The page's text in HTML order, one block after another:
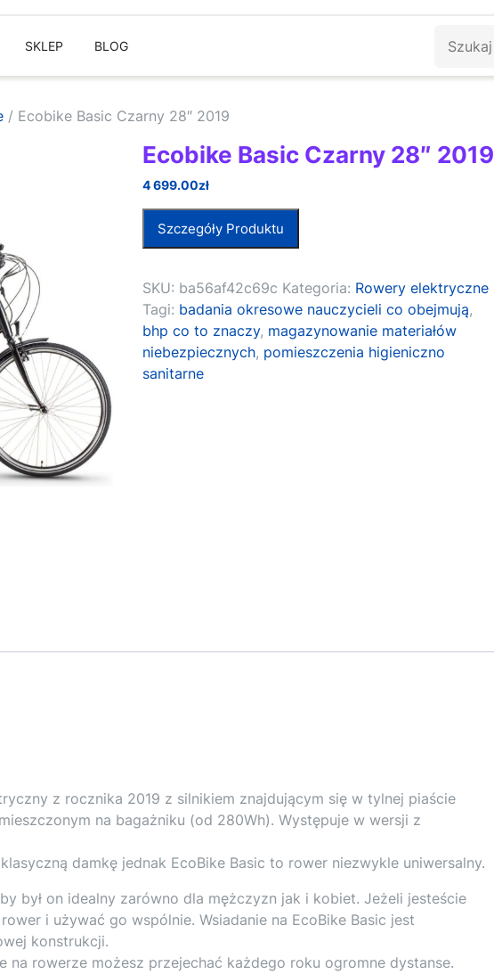
SKLEP BLOG
/ Ecobike Basic Czarny 28″ 2019
Ecobike Basic Czarny 28″ 2019
4 699.00zł
Szczegóły Produktu
SKU: ba56af42c69c Kategoria: Rowery elektryczne
Tagi: badania okresowe nauczycieli co obejmują,
bhp co to znaczy, magazynowanie materiałów
niebezpiecznych, pomieszczenia higieniczno
sanitarne
z rocznika 2019 z silnikiem znajdującym się w tylnej piaście
na bagażniku (od 280Wh). Występuje w wersji z
damkę jednak EcoBike Basic to rower niezwykle uniwersalny.
był on idealny zarówno dla mężczyzn jak i kobiet. Jeżeli jesteście
i używać go wspólnie. Wsiadanie na EcoBike Basic jest
konstrukcji.
na rowerze możesz przejechać każdego roku ogromne dystanse.